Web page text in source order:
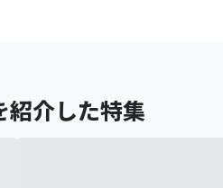
紹介した特集